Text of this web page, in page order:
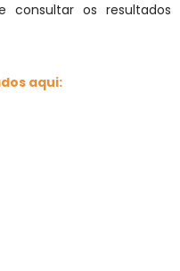
os resultados
aqui: